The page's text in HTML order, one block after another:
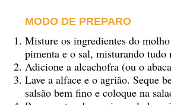
MODO DE PREPARO
Misture os ingredientes do
pimenta e o sal, misturando tudo
Adicione a alcachofra (ou o
Lave a alface e o agrião. Seque
salsão bem fino e coloque na